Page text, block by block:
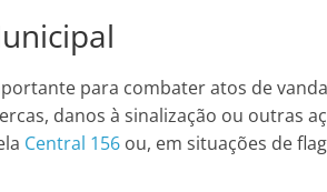
para combater atos de
danos à sinalização ou outras
Central 156 ou, em situações de